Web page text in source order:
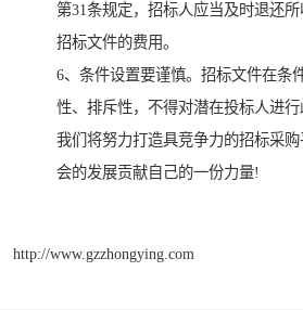
第31条规定，招标人应当及时退还
招标文件的费用。
6、条件设置要谨慎。招标文件在条
性、排斥性，不得对潜在投标人进行
我们将努力打造具竞争力的招标采
会的发展贡献自己的一份力量!
http://www.gzzhongying.com